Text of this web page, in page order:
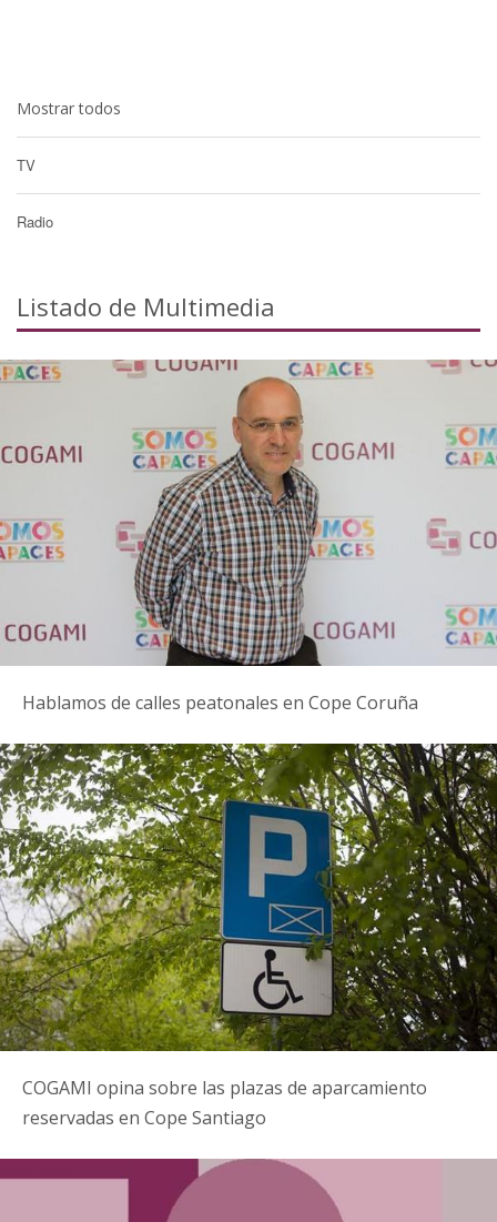
Mostrar todos
TV
Radio
Listado de Multimedia
Hablamos de calles peatonales en Cope Coruña
COGAMI opina sobre las plazas de aparcamiento
reservadas en Cope Santiago